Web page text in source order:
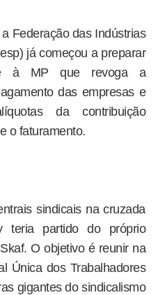
Federação das Indústrias
já começou a preparar
à MP que revoga a
das empresas e
da contribuição
o faturamento.
sindicais na cruzada
teria partido do próprio
O objetivo é reunir na
Única dos Trabalhadores
gigantes do sindicalismo